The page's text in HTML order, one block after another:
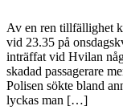
Av en ren tillfällighet
vid 23.35 på
inträffat vid Hvilan
skadad passagerare
Polisen sökte bland
lyckas man […]